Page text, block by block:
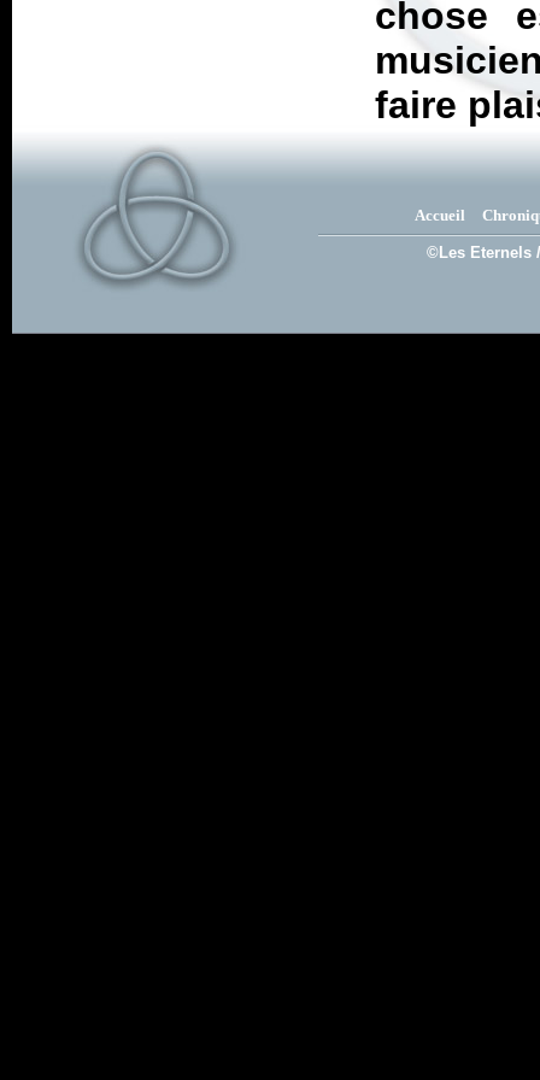
chose
faire
Accueil
©Les Eternels